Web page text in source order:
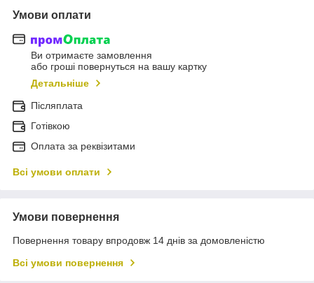
Умови оплати
Ви отримаєте замовлення
або гроші повернуться на вашу картку
Детальніше
Післяплата
Готівкою
Оплата за реквізитами
Всі умови оплати
Умови повернення
Повернення товару впродовж 14 днів за домовленістю
Всі умови повернення